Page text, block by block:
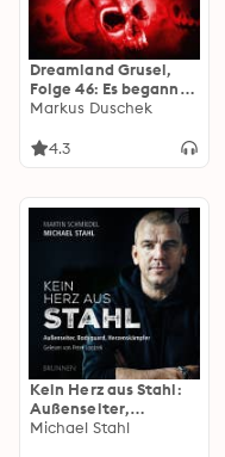
Dreamland Grusel,
Folge 46: Es begann
an Halloween...
Markus Duschek
4.3
Kein Herz aus Stahl:
Außenseiter,
Bodyguard,
Michael Stahl